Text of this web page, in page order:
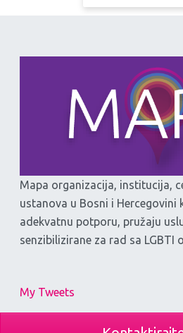
Mapa organizacija, institucija,
ustanova u Bosni i Hercegovini
adekvatnu potporu, pružaju
senzibilizirane za rad sa LGBTI
My Tweets